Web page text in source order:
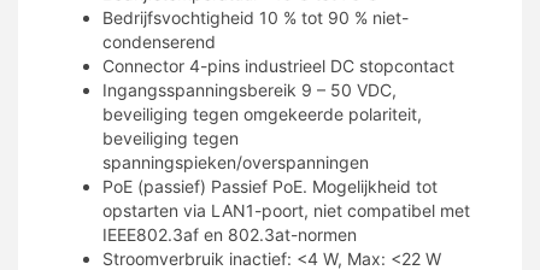
Bedrijfsvochtigheid 10 % tot 90 % niet-
condenserend
Connector 4-pins industrieel DC stopcontact
Ingangsspanningsbereik 9 – 50 VDC,
beveiliging tegen omgekeerde polariteit,
beveiliging tegen
spanningspieken/overspanningen
PoE (passief) Passief PoE. Mogelijkheid tot
opstarten via LAN1-poort, niet compatibel met
IEEE802.3af en 802.3at-normen
Stroomverbruik inactief: <4 W, Max: <22 W